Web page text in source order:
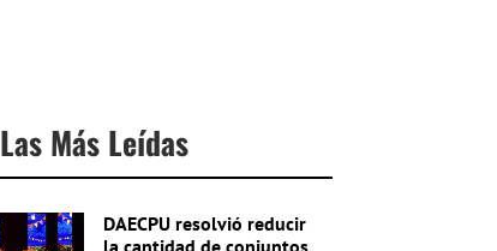
Las Más Leídas
DAECPU resolvió reducir
la cantidad de conjuntos